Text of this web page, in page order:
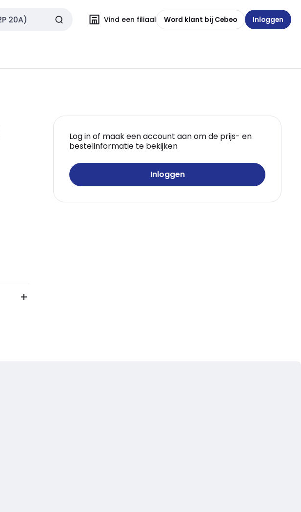
Vind een filiaal Word klant bij Cebeo Inloggen
Log in of maak een account aan om de prijs- en
bestelinformatie te bekijken
Inloggen